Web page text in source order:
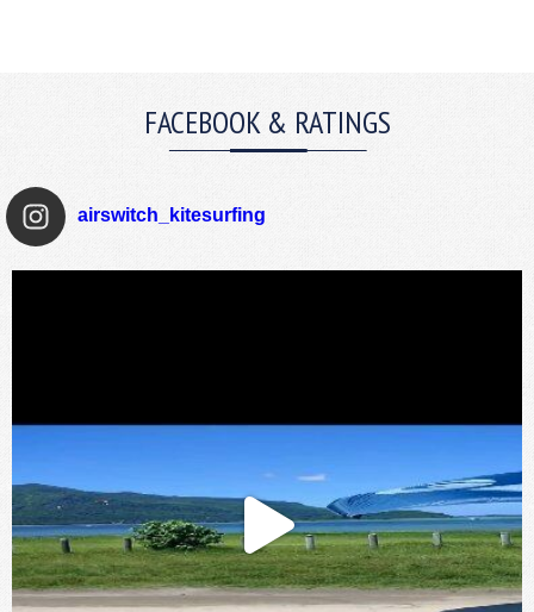
FACEBOOK & RATINGS
airswitch_kitesurfing